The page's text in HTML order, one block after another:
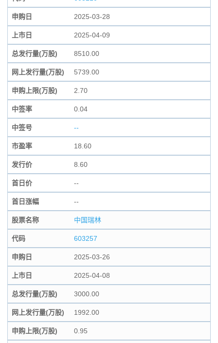
申购日 2025-03-28
上市日 2025-04-09
总发行量(万股) 8510.00
网上发行量(万股) 5739.00
申购上限(万股) 2.70
中签率 0.04
中签号 --
市盈率 18.60
发行价 8.60
首日价 --
首日涨幅 --
股票名称 中国瑞林
代码 603257
申购日 2025-03-26
上市日 2025-04-08
总发行量(万股) 3000.00
网上发行量(万股) 1992.00
申购上限(万股) 0.95